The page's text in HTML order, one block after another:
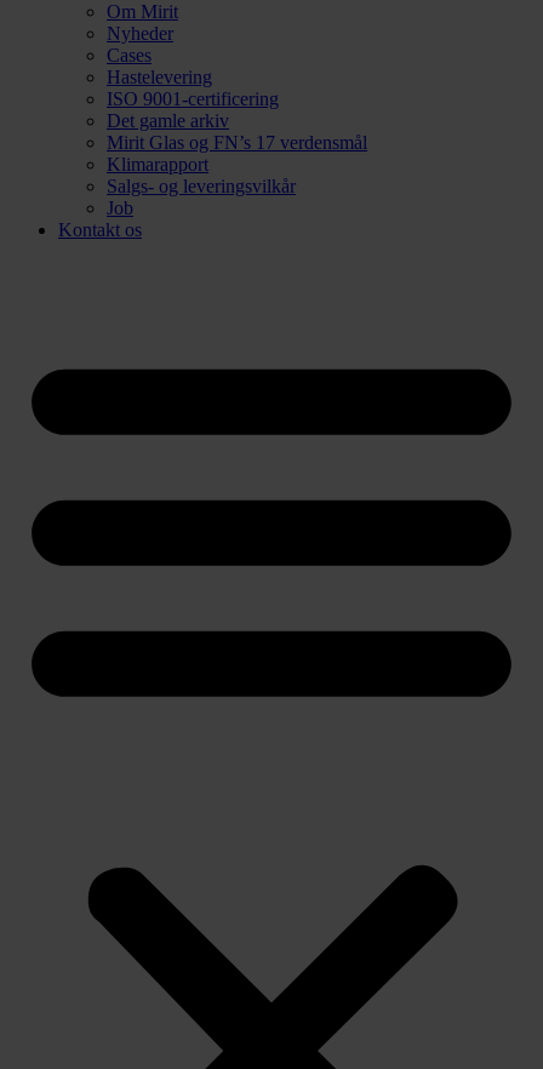
Om Mirit
Nyheder
Cases
Hastelevering
ISO 9001-certificering
Det gamle arkiv
Mirit Glas og FN’s 17 verdensmål
Klimarapport
Salgs- og leveringsvilkår
Job
Kontakt os